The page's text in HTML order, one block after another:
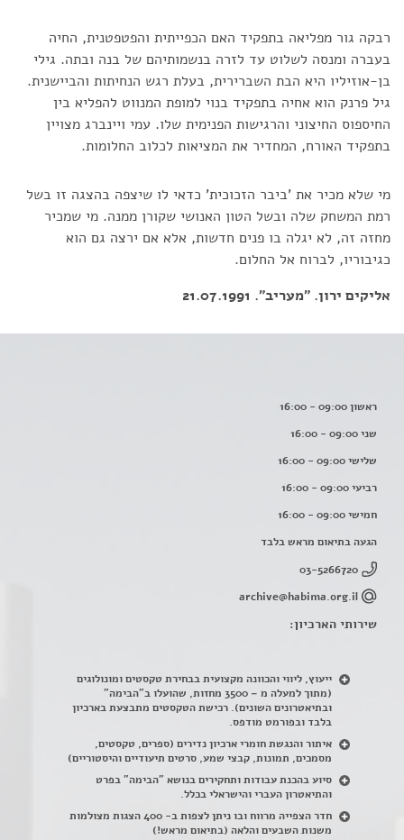
רבקה גור מפליאה בתפקיד האם הכפייתית והפטפטנית, החיה
בעברה ומנסה לשלוט עד לזרה בנשמותיהם של בנה ובתה. גילי
בן-אוזיליו היא הבת השברירית, בעלת רגש הנחיתות והביישנית.
גיל פרנק הוא אחיה בתפקיד בנוי למופת המנווט להפליא בין
החיספוס החיצוני והרגישות הפנימית שלו. עמי ויינברג מצויין
בתפקיד האורח, המחדיר את המציאות לכלוב החלומות.
מי שלא מכיר את 'ביבר הזכוכית' כדאי לו שיצפה בהצגה זו בשל
רמת המשחק שלה ובשל הטון האנושי שקורן ממנה. מי שמכיר
מחזה זה, לא יגלה בו פנים חדשות, אלא אם ירצה גם הוא
כגיבוריו, לברוח אל החלום.
אליקים ירון. "מעריב". 21.07.1991
ראשון 09:00 - 16:00
שני 09:00 - 16:00
שלישי 09:00 - 16:00
רביעי 09:00 - 16:00
חמישי 09:00 - 16:00
הגעה בתיאום מראש בלבד
03-5266720
archive@habima.org.il
שירותי הארכיון:
ייעוץ, ליווי והכוונה מקצועית בבחירת טקסטים ומונולוגים
(מתוך למעלה מ – 3500 מחזות, שהועלו ב"הבימה"
ובתיאטרונים השונים). רכישת הטקסטים מתבצעת בארכיון
בלבד ובפורמט מודפס.
איתור והנגשת חומרי ארכיון נדירים (ספרים, טקסטים,
מסמכים, תמונות, קבצי שמע, סרטים תיעודיים והיסטוריים)
סיוע בהכנת עבודות ותחקירים בנושא "הבימה" בפרט
והתיאטרון העברי והישראלי בכלל.
חדר הצפייה מרווח ובו ניתן לצפות ב- 400 הצגות מצולמות
משנות השבעים והלאה (בתיאום מראש!)